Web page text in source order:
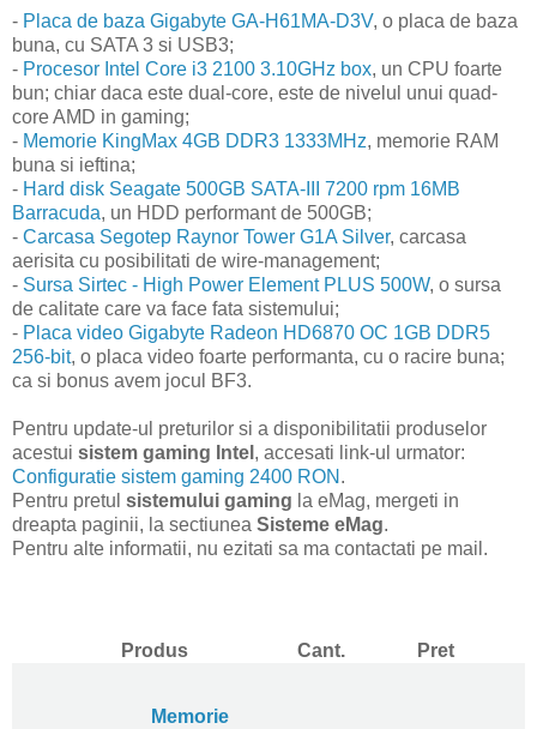
- Placa de baza Gigabyte GA-H61MA-D3V, o placa de baza
buna, cu SATA 3 si USB3;
- Procesor Intel Core i3 2100 3.10GHz box, un CPU foarte
bun; chiar daca este dual-core, este de nivelul unui quad-
core AMD in gaming;
- Memorie KingMax 4GB DDR3 1333MHz, memorie RAM
buna si ieftina;
- Hard disk Seagate 500GB SATA-III 7200 rpm 16MB
Barracuda, un HDD performant de 500GB;
- Carcasa Segotep Raynor Tower G1A Silver, carcasa
aerisita cu posibilitati de wire-management;
- Sursa Sirtec - High Power Element PLUS 500W, o sursa
de calitate care va face fata sistemului;
- Placa video Gigabyte Radeon HD6870 OC 1GB DDR5
256-bit, o placa video foarte performanta, cu o racire buna;
ca si bonus avem jocul BF3.
Pentru update-ul preturilor si a disponibilitatii produselor
acestui sistem gaming Intel , accesati link-ul urmator:
Configuratie sistem gaming 2400 RON .
Pentru pretul sistemului gaming la eMag, mergeti in
dreapta paginii, la sectiunea Sisteme eMag.
Pentru alte informatii, nu ezitati sa ma contactati pe mail.
Produs Cant. Pret
Memorie